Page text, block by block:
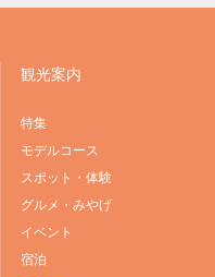
観光案内
特集
モデルコース
スポット・体験
グルメ・みやげ
イベント
宿泊